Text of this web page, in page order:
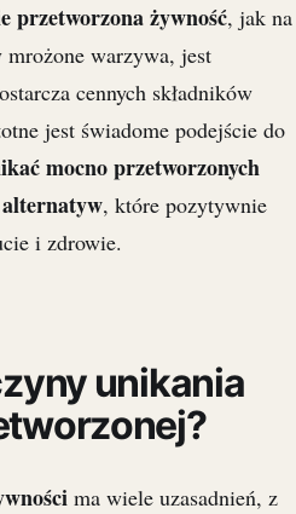
przetworzona żywność, jak na
mrożone warzywa, jest
cennych składników
jest świadome podejście do
mocno przetworzonych
, które pozytywnie
i zdrowie.
unikania
ma wiele uzasadnień, z